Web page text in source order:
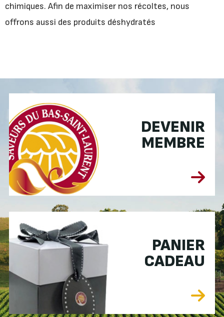
chimiques. Afin de maximiser nos récoltes, nous
offrons aussi des produits déshydratés
DEVENIR
MEMBRE
PANIER
CADEAU